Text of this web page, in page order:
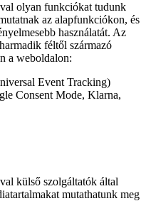
olyan funkciókat tudunk
az alapfunkciókon, és
használatát. Az
féltől származó
a weboldalon:
Event Tracking)
Consent Mode, Klarna,
külső szolgáltatók által
mutathatunk meg